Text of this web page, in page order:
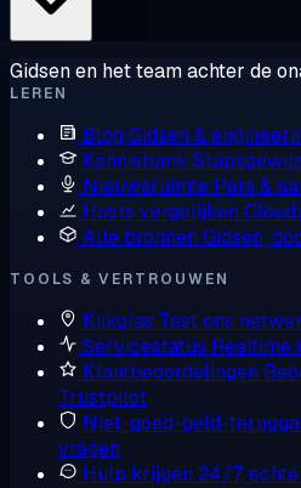
Gidsen en het team achter de
LEREN
Blog Gidsen &
Kennisbank
Nieuwsruimte Pers &
Hosts vergelijken
Alle bronnen Gidsen,
TOOLS & VERTROUWEN
Kijkglas Test ons
Servicestatus Realtime
Klantbeoordelingen
Trustpilot
Niet-goed-geld-
vragen
Hulp krijgen 24/7,